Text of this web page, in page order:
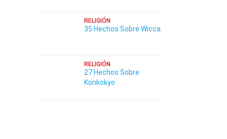
RELIGIÓN
35 Hechos Sobre Wicca
RELIGIÓN
27 Hechos Sobre
Konkokyo